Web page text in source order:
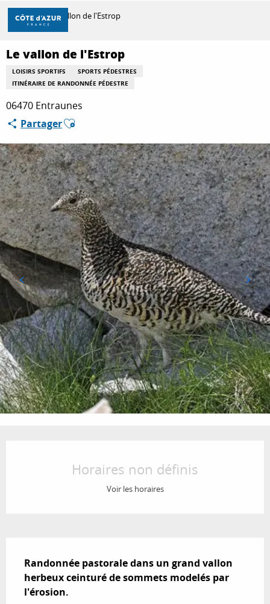
Aller
contenu
principal
DÉCOUVRIR
À FAIRE
SÉJOURNER
Accueil Le vallon de l'Estrop
Le vallon de l'Estrop
LOISIRS SPORTIFS
SPORTS PÉDESTRES
ITINÉRAIRE DE RANDONNÉE PÉDESTRE
06470 Entraunes
PartagerAjouter aux favoris
Horaires non définis
Voir les horaires
Randonnée pastorale dans un grand vallon
herbeux ceinturé de sommets modelés par
l'érosion.